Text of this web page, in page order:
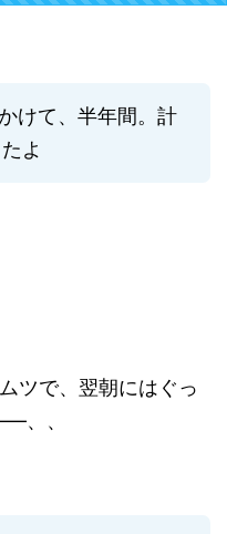
けて、半年間。計
よ
ツで、翌朝にはぐっ
、、